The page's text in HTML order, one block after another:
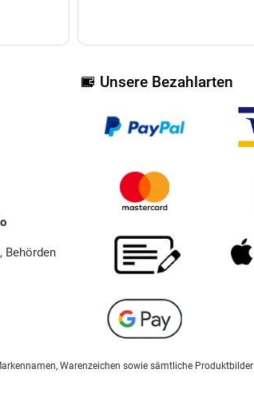
Behörden
Unsere Bezahlarten
Warenzeichen sowie sämtliche